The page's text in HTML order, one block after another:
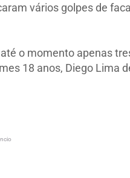
vários golpes de
o momento apenas
18 anos, Diego Lima